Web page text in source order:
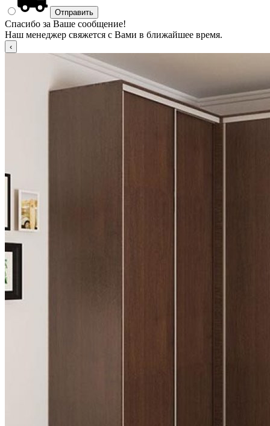
Спасибо за Ваше сообщение!
Наш менеджер свяжется с Вами в ближайшее время.